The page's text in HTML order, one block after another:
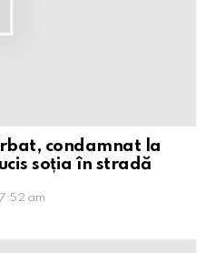
condamnat la
soția în stradă
am